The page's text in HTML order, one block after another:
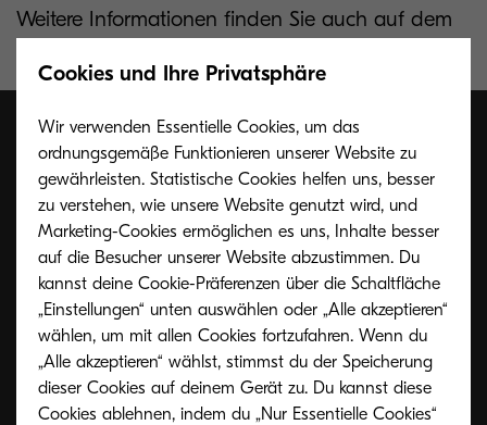
Weitere Informationen finden Sie auch auf dem
Making information faster
Auf dem Kyocera Group Blog erfahren Sie, wie
Sie Ihre Geschäftsprozesse optimieren können.
Zum Kyocera Blog
Cookies und Ihre Privatsphäre
Wir verwenden Essentielle Cookies, um das
ordnungsgemäße Funktionieren unserer Website zu
gewährleisten. Statistische Cookies helfen uns, besser
zu verstehen, wie unsere Website genutzt wird, und
Marketing-Cookies ermöglichen es uns, Inhalte besser
auf die Besucher unserer Website abzustimmen. Du
kannst deine Cookie-Präferenzen über die Schaltfläche
„Einstellungen“ unten auswählen oder „Alle akzeptieren“
wählen, um mit allen Cookies fortzufahren. Wenn du
„Alle akzeptieren“ wählst, stimmst du der Speicherung
dieser Cookies auf deinem Gerät zu. Du kannst diese
Cookies ablehnen, indem du „Nur Essentielle Cookies“